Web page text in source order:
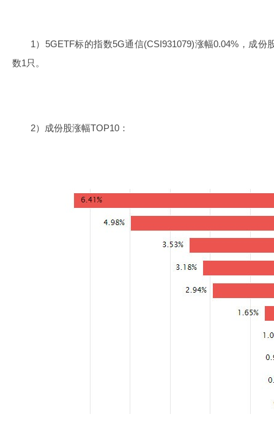
1）5GETF标的指数5G通信(CSI931079)涨幅0.04%，成份
数1只。
2）成份股涨幅TOP10：